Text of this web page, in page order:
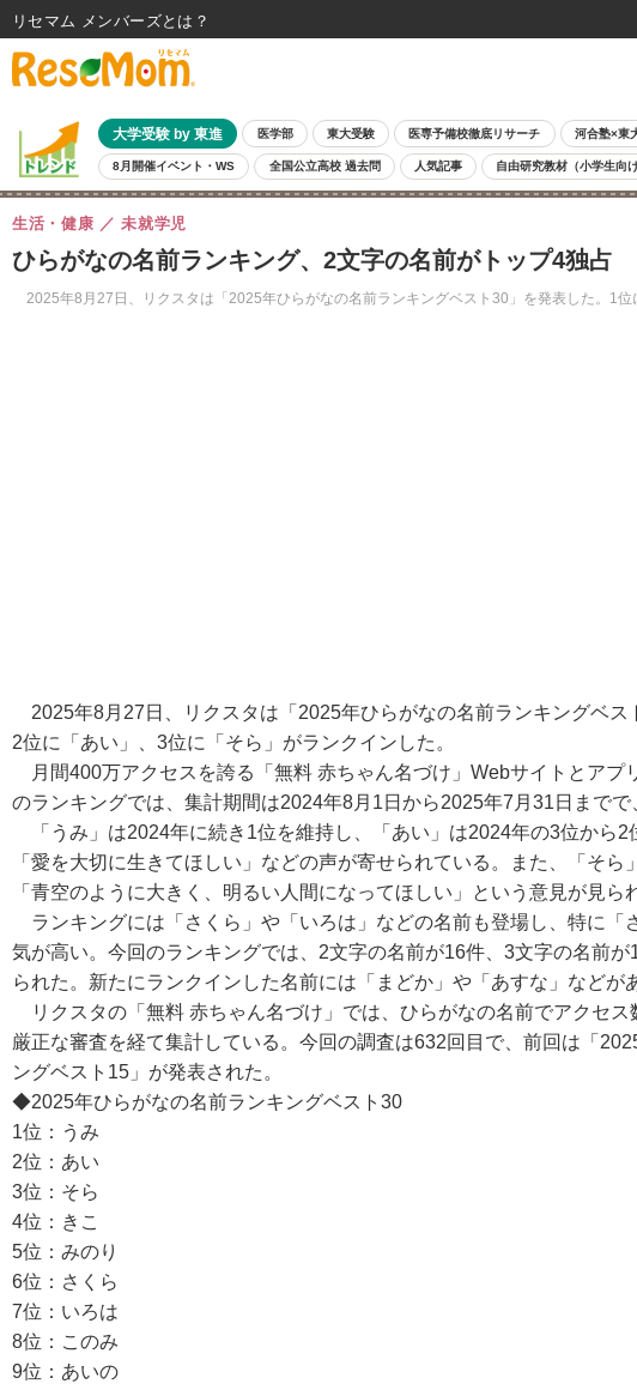
大学受験 by 東進 医学部 東大受験 医専予備校徹底リサーチ 河合塾×東
8月開催イベント・WS 全国公立高校 過去問 人気記事 自由研究教材（小学生向け
ひらがなの名前ランキング、2文字の名前がトップ4独占
2025年8月27日、リクスタは「2025年ひらがなの名前ランキングベスト30」を発表した。1位
生活・健康 未就学児
2025年8月27日、リクスタは「2025年ひらがなの名前ランキングベス
2位に「あい」、3位に「そら」がランクインした。
月間400万アクセスを誇る「無料 赤ちゃん名づけ」Webサイトとアプ
のランキングでは、集計期間は2024年8月1日から2025年7月31日までで
「うみ」は2024年に続き1位を維持し、「あい」は2024年の3位から2
「愛を大切に生きてほしい」などの声が寄せられている。また、「そら
「青空のように大きく、明るい人間になってほしい」という意見が見ら
ランキングには「さくら」や「いろは」などの名前も登場し、特に「
気が高い。今回のランキングでは、2文字の名前が16件、3文字の名前
られた。新たにランクインした名前には「まどか」や「あすな」などが
リクスタの「無料 赤ちゃん名づけ」では、ひらがなの名前でアクセス
厳正な審査を経て集計している。今回の調査は632回目で、前回は「
ングベスト15」が発表された。
◆2025年ひらがなの名前ランキングベスト30
1位：うみ
2位：あい
3位：そら
4位：きこ
5位：みのり
6位：さくら
7位：いろは
8位：このみ
9位：あいの
リセマム メンバーズ